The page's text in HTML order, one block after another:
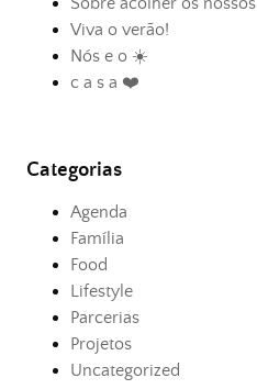
Viva o verão!
Nós e o ☀️
c a s a ❤️
Categorias
Agenda
Família
Food
Lifestyle
Parcerias
Projetos
Uncategorized